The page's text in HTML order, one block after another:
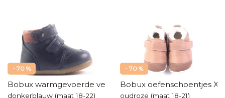
- 70 %
Bobux warmgevoerde velcroschoentjes
donkerblauw (maat 18-22)
- 70 %
Bobux oefenschoentjes
oudroze (maat 18-21)